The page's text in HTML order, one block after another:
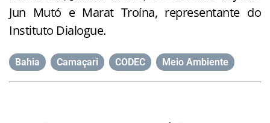
Jun Mutó e Marat Troína, representante do
Instituto Dialogue.
Bahia Camaçari CODEC Meio Ambiente